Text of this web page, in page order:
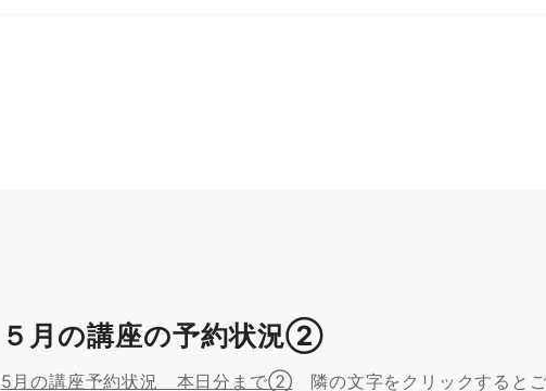
５月の講座の予約状況②
5月の講座予約状況 本日分まで② 隣の文字をクリックするとご